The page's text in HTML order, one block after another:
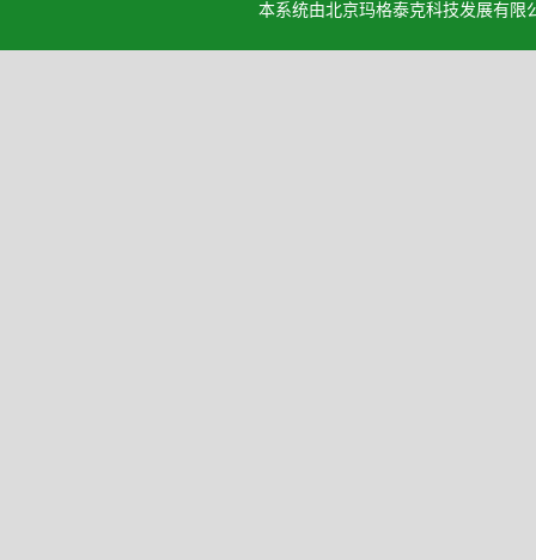
本系统由北京玛格泰克科技发展有